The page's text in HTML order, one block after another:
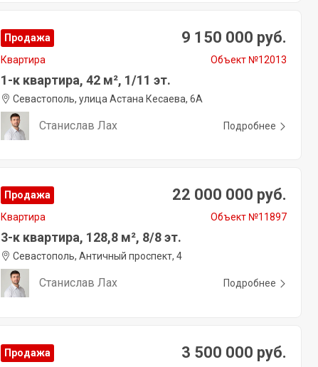
Продажа 9 150 000 руб.
Квартира Объект №12013
1-к квартира, 42 м², 1/11 эт.
Севастополь, улица Астана Кесаева, 6А
Станислав Лах Подробнее
Продажа 22 000 000 руб.
Квартира Объект №11897
3-к квартира, 128,8 м², 8/8 эт.
Севастополь, Античный проспект, 4
Станислав Лах Подробнее
Продажа 3 500 000 руб.